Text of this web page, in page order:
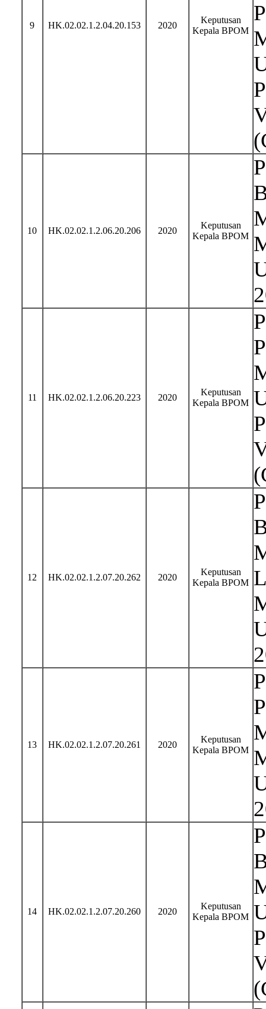
9 HK.02.02.1.2.04.20.153 2020
Keputusan
Kepala BPOM
10 HK.02.02.1.2.06.20.206 2020
Keputusan
Kepala BPOM
11 HK.02.02.1.2.06.20.223 2020
Keputusan
Kepala BPOM
12 HK.02.02.1.2.07.20.262 2020
Keputusan
Kepala BPOM
13 HK.02.02.1.2.07.20.261 2020
Keputusan
Kepala BPOM
14 HK.02.02.1.2.07.20.260 2020
Keputusan
Kepala BPOM